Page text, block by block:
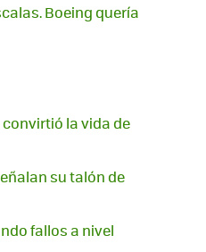
Boeing quería
la vida de
su talón de
fallos a nivel